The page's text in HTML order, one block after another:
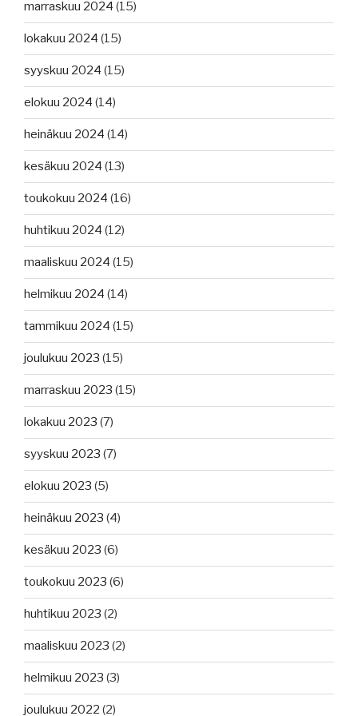
marraskuu 2024 (15)
lokakuu 2024 (15)
syyskuu 2024 (15)
elokuu 2024 (14)
heinäkuu 2024 (14)
kesäkuu 2024 (13)
toukokuu 2024 (16)
huhtikuu 2024 (12)
maaliskuu 2024 (15)
helmikuu 2024 (14)
tammikuu 2024 (15)
joulukuu 2023 (15)
marraskuu 2023 (15)
lokakuu 2023 (7)
syyskuu 2023 (7)
elokuu 2023 (5)
heinäkuu 2023 (4)
kesäkuu 2023 (6)
toukokuu 2023 (6)
huhtikuu 2023 (2)
maaliskuu 2023 (2)
helmikuu 2023 (3)
joulukuu 2022 (2)